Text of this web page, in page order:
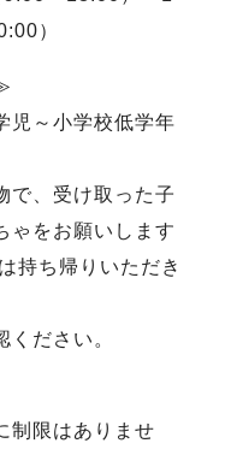
）
児～小学校低学年
で、受け取った子
ゃをお願いします
ち帰りいただき
ださい。
制限はありませ